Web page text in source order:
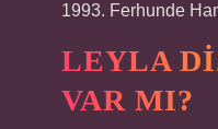
1993. Ferhunde
LEYLA
VAR MI?